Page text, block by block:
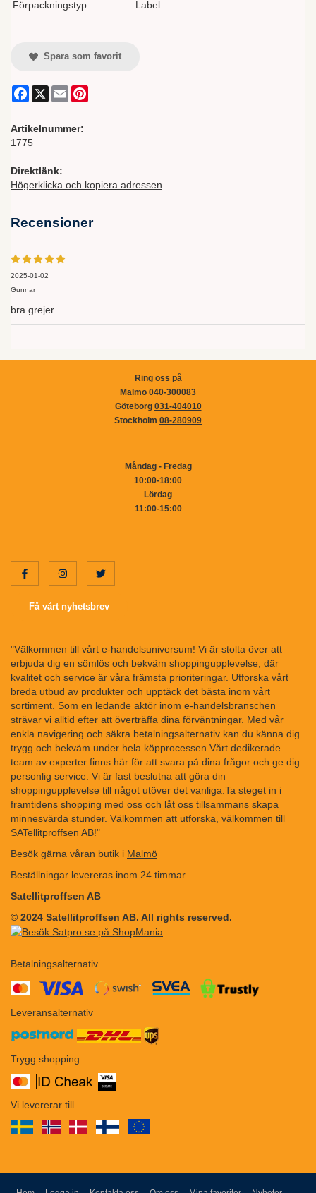
Förpackningstyp
Label
Spara som favorit
Facebook
X Email
Artikelnummer:
1775
Direktlänk:
Högerklicka och kopiera adressen
Recensioner
2025-01-02
Gunnar
bra grejer
Ring oss på
Malmö 040-300083
Göteborg 031-404010
Stockholm 08-280909
Måndag - Fredag
10:00-18:00
Lördag
11:00-15:00
Få vårt nyhetsbrev
"Välkommen till vårt e-handelsuniversum! Vi är stolta över att
erbjuda dig en sömlös och bekväm shoppingupplevelse, där
kvalitet och service är våra främsta prioriteringar. Utforska vårt
breda utbud av produkter och upptäck det bästa inom vårt
sortiment. Som en ledande aktör inom e-handelsbranschen
strävar vi alltid efter att överträffa dina förväntningar. Med vår
enkla navigering och säkra betalningsalternativ kan du känna dig
trygg och bekväm under hela köpprocessen.Vårt dedikerade
team av experter finns här för att svara på dina frågor och ge dig
personlig service. Vi är fast beslutna att göra din
shoppingupplevelse till något utöver det vanliga.Ta steget in i
framtidens shopping med oss och låt oss tillsammans skapa
minnesvärda stunder. Välkommen att utforska, välkommen till
SATellitproffsen AB!"
Besök gärna våran butik i Malmö
Beställningar levereras inom 24 timmar.
Satellitproffsen AB
© 2024 Satellitproffsen AB. All rights reserved.
Betalningsalternativ
Leveransalternativ
Trygg shopping
Vi levererar till